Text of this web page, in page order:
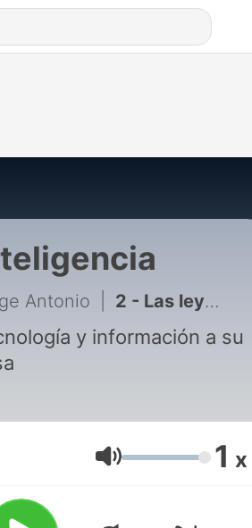
Antonio 2 - Las leyes de Newton - Los 4 fantásticos
y información a su
Volumen 1 x